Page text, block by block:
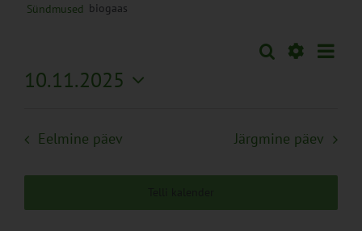
Sündmused biogaas
Sündmused
Navigation
Otsi Päev
10.11.2025
Eelmine päev Järgmine päev